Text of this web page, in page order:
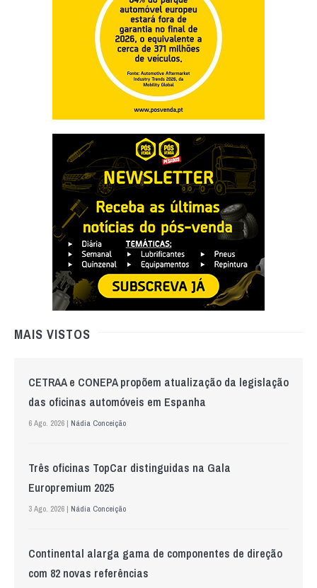
MAIS VISTOS
CETRAA e CONEPA propõem atualização da legislação
das oficinas automóveis em Espanha
6 Ago. 2026 | Nádia Conceição
Três oficinas TopCar distinguidas na Gala
Europremium 2025
3 Ago. 2026 | Nádia Conceição
Continental alarga gama de componentes de direção
com 82 novas referências